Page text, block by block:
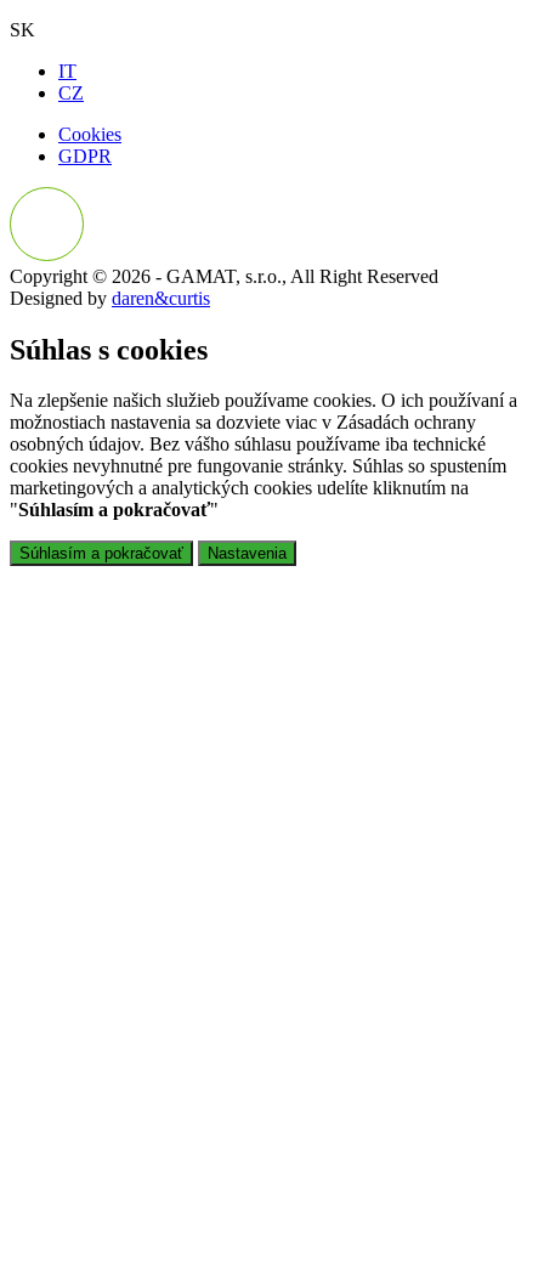
SK
IT
CZ
Cookies
GDPR
Copyright © 2026 - GAMAT, s.r.o., All Right Reserved
Designed by daren&curtis
Súhlas s cookies
Na zlepšenie našich služieb používame cookies. O ich používaní a
možnostiach nastavenia sa dozviete viac v Zásadách ochrany
osobných údajov. Bez vášho súhlasu používame iba technické
cookies nevyhnutné pre fungovanie stránky. Súhlas so spustením
marketingových a analytických cookies udelíte kliknutím na
"Súhlasím a pokračovať"
Súhlasím a pokračovať Nastavenia